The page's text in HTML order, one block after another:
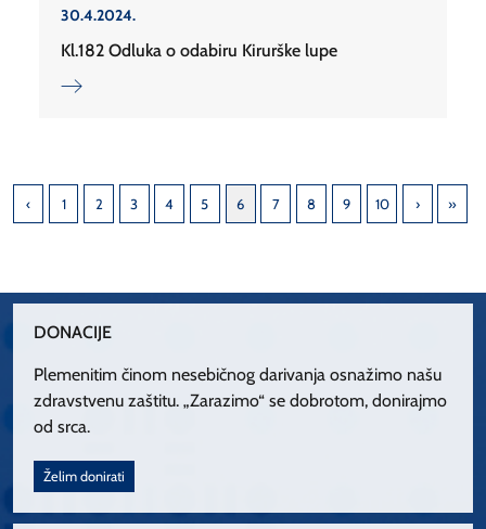
30.4.2024.
Kl.182 Odluka o odabiru Kirurške lupe
1 2 3 4 5 6 7 8 9 10
DONACIJE
Plemenitim činom nesebičnog darivanja osnažimo našu
zdravstvenu zaštitu. „Zarazimo“ se dobrotom, donirajmo
od srca.
Želim donirati